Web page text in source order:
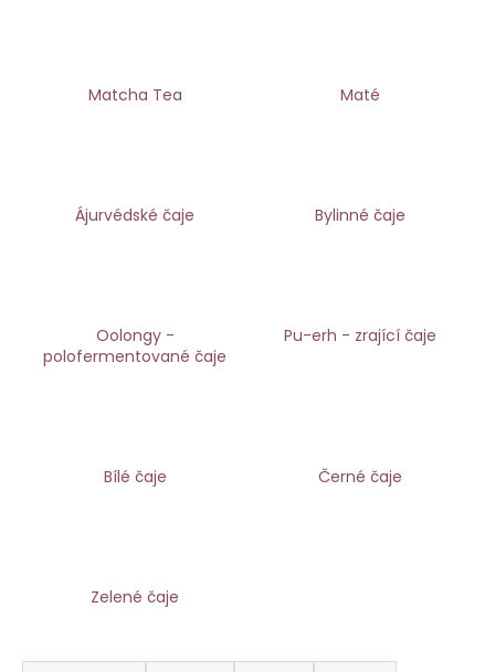
Matcha Tea Maté
Ájurvédské čaje Bylinné čaje
Oolongy -
polofermentované čaje
Pu-erh - zrající čaje
Bílé čaje Černé čaje
Zelené čaje
Ř